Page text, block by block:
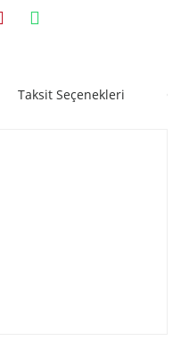
Taksit Seçenekleri